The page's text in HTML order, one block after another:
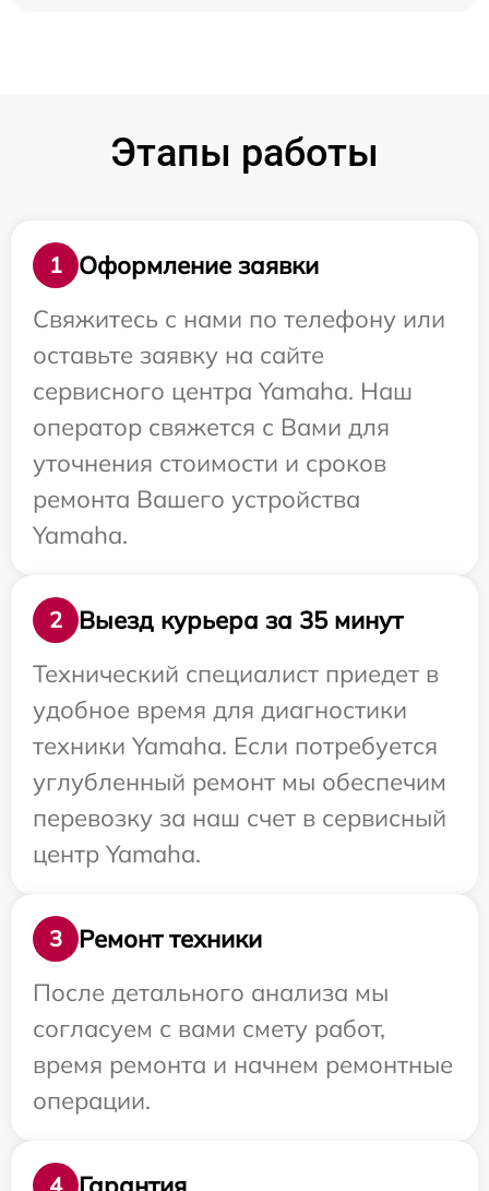
Этапы работы
1
Оформление заявки
Свяжитесь с нами по телефону или
оставьте заявку на сайте
сервисного центра Yamaha. Наш
оператор свяжется с Вами для
уточнения стоимости и сроков
ремонта Вашего устройства
Yamaha.
2
Выезд курьера за 35 минут
Технический специалист приедет в
удобное время для диагностики
техники Yamaha. Если потребуется
углубленный ремонт мы обеспечим
перевозку за наш счет в сервисный
центр Yamaha.
3
Ремонт техники
После детального анализа мы
согласуем с вами смету работ,
время ремонта и начнем ремонтные
операции.
4